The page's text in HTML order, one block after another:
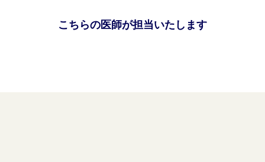
こちらの医師が担当いたします